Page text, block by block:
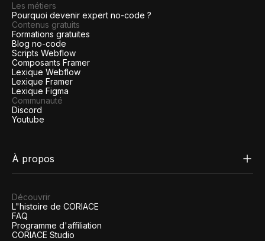
Les métiers
Pourquoi devenir expert no-code ?
Contenus gratuits
Formations gratuites
Blog no-code
Scripts Webflow
Composants Framer
Lexique Webflow
Lexique Framer
Lexique Figma
Communauté
Discord
Youtube
À propos
Découvrir
L"histoire de CORIACE
FAQ
Programme d'affiliation
CORIACE Studio